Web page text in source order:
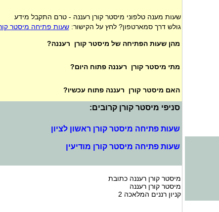
שעות מענה טלפוני מיסטר קורן רעננה - טרם התקבל מידע
גולש דרך סמארטפון? לחץ על הקישור:שעות פתיחה מיסטר
מהן שעות הפתיחה של מיסטר קורן רעננה?
מתי מיסטר קורן רעננה פתוח היום?
האם מיסטר קורן רעננה פתוח עכשיו?
סניפי מיסטר קורן קרובים:
שעות פתיחה מיסטר קורן ראשון לציון
שעות פתיחה מיסטר קורן מודיעין
מיסטר קורן רעננה כתובת
מיסטר קורן רעננה
קניון רננים המלאכה 2